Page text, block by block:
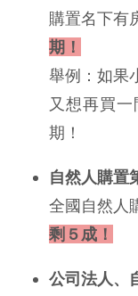
購置名下有
期！
舉例：如果
又想再買
期！
自然人購置
全國自然人
剩 5 成！
公司法人、